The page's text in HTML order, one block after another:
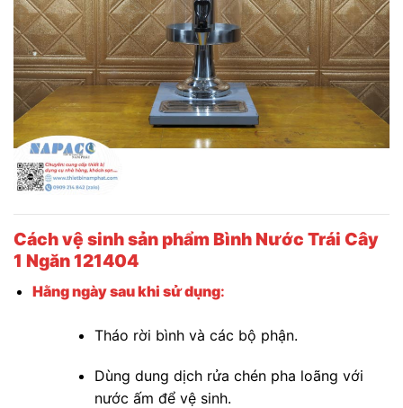
Cách vệ sinh sản phẩm Bình Nước Trái Cây
1 Ngăn 121404
Hằng ngày sau khi sử dụng:
Tháo rời bình và các bộ phận.
Dùng dung dịch rửa chén pha loãng với
nước ấm để vệ sinh.